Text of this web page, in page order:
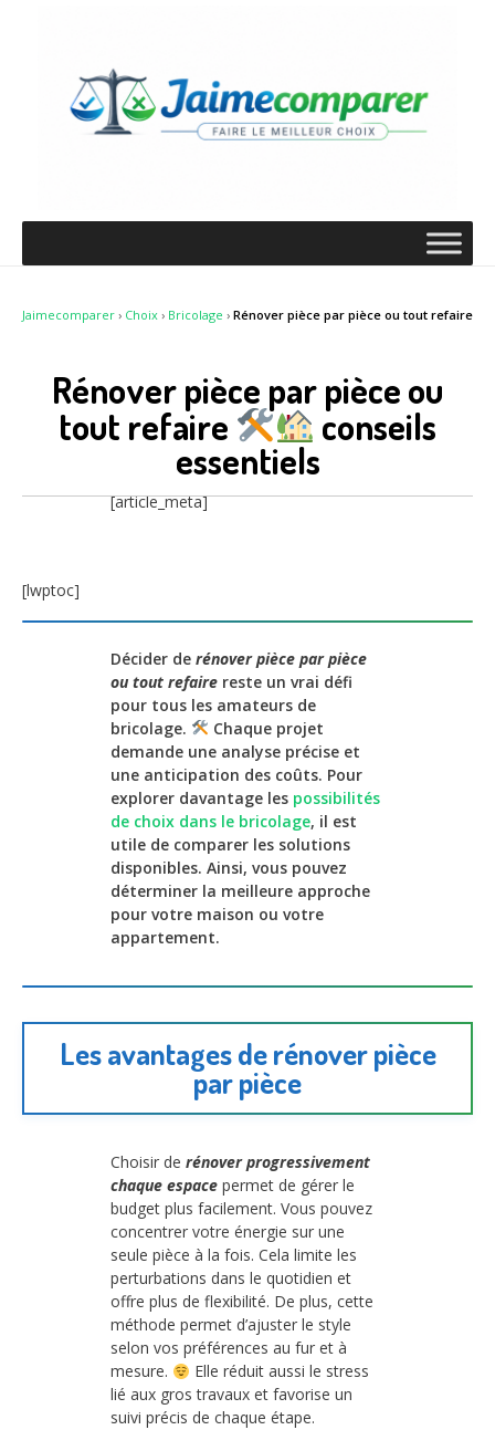
Jaimecomparer › Choix › Bricolage › Rénover pièce par pièce ou tout refaire
Rénover pièce par pièce ou
tout refaire
conseils
essentiels
[article_meta]
[lwptoc]
Décider de rénover pièce par pièce
ou tout refaire reste un vrai défi
pour tous les amateurs de
bricolage.
Chaque projet
demande une analyse précise et
une anticipation des coûts. Pour
explorer davantage les possibilités
de choix dans le bricolage, il est
utile de comparer les solutions
disponibles. Ainsi, vous pouvez
déterminer la meilleure approche
pour votre maison ou votre
appartement.
Les avantages de rénover pièce
par pièce
Choisir de rénover progressivement
chaque espace permet de gérer le
budget plus facilement. Vous pouvez
concentrer votre énergie sur une
seule pièce à la fois. Cela limite les
perturbations dans le quotidien et
offre plus de flexibilité. De plus, cette
méthode permet d’ajuster le style
selon vos préférences au fur et à
mesure.
Elle réduit aussi le stress
lié aux gros travaux et favorise un
suivi précis de chaque étape.